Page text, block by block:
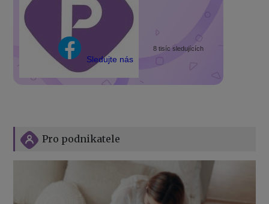
Sledujte nás
8 tisíc sledujících
Pro podnikatele